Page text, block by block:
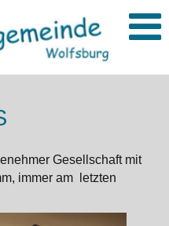
Gesellschaft mit
immer am letzten